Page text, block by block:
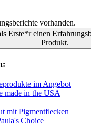
vorhanden.
Erste*r einen
Produkt.
im Angebot
made in the USA
mit Pigmentflecken
Choice